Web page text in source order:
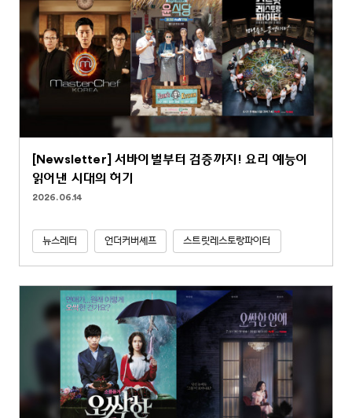
[Newsletter] 서바이벌부터 검증까지! 요리 예능이
읽어낸 시대의 허기
2026.06.14
뉴스레터 언더커버셰프 스트릿레스토랑파이터